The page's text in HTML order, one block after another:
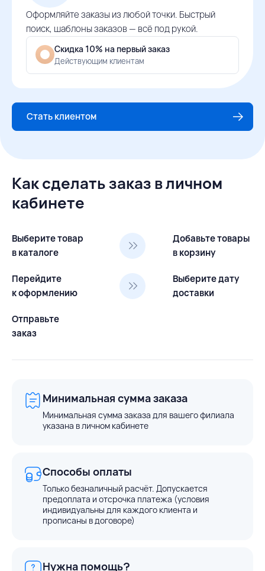
Оформляйте заказы из любой точки. Быстрый
поиск, шаблоны заказов — всё под рукой.
Скидка 10% на первый заказ
Действующим клиентам
Стать клиентом
Как сделать заказ в личном
кабинете
Выберите товар
в каталоге
Добавьте товары
в корзину
Перейдите
к оформлению
Выберите дату
доставки
Отправьте
заказ
Минимальная сумма заказа
Минимальная сумма заказа для вашего филиала
указана в личном кабинете
Способы оплаты
Только безналичный расчёт. Допускается
предоплата и отсрочка платежа (условия
индивидуальны для каждого клиента и
прописаны в договоре)
Нужна помощь?